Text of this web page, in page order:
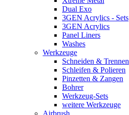
Dual Exo
3GEN Acrylics - Sets
3GEN Acrylics
Panel Liners
Washes
Werkzeuge
Schneiden & Trennen
Schleifen & Polieren
Pinzetten & Zangen
Bohrer
Werkzeug-Sets
weitere Werkzeuge
Airbrush